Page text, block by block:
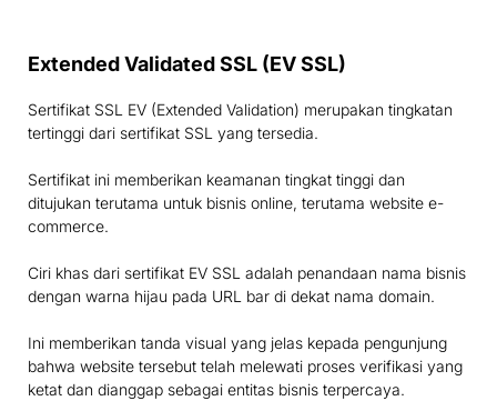
Extended Validated SSL (EV SSL)
Sertifikat SSL EV (Extended Validation) merupakan tingkatan
tertinggi dari sertifikat SSL yang tersedia.
Sertifikat ini memberikan keamanan tingkat tinggi dan
ditujukan terutama untuk bisnis online, terutama website e-
commerce.
Ciri khas dari sertifikat EV SSL adalah penandaan nama bisnis
dengan warna hijau pada URL bar di dekat nama domain.
Ini memberikan tanda visual yang jelas kepada pengunjung
bahwa website tersebut telah melewati proses verifikasi yang
ketat dan dianggap sebagai entitas bisnis terpercaya.